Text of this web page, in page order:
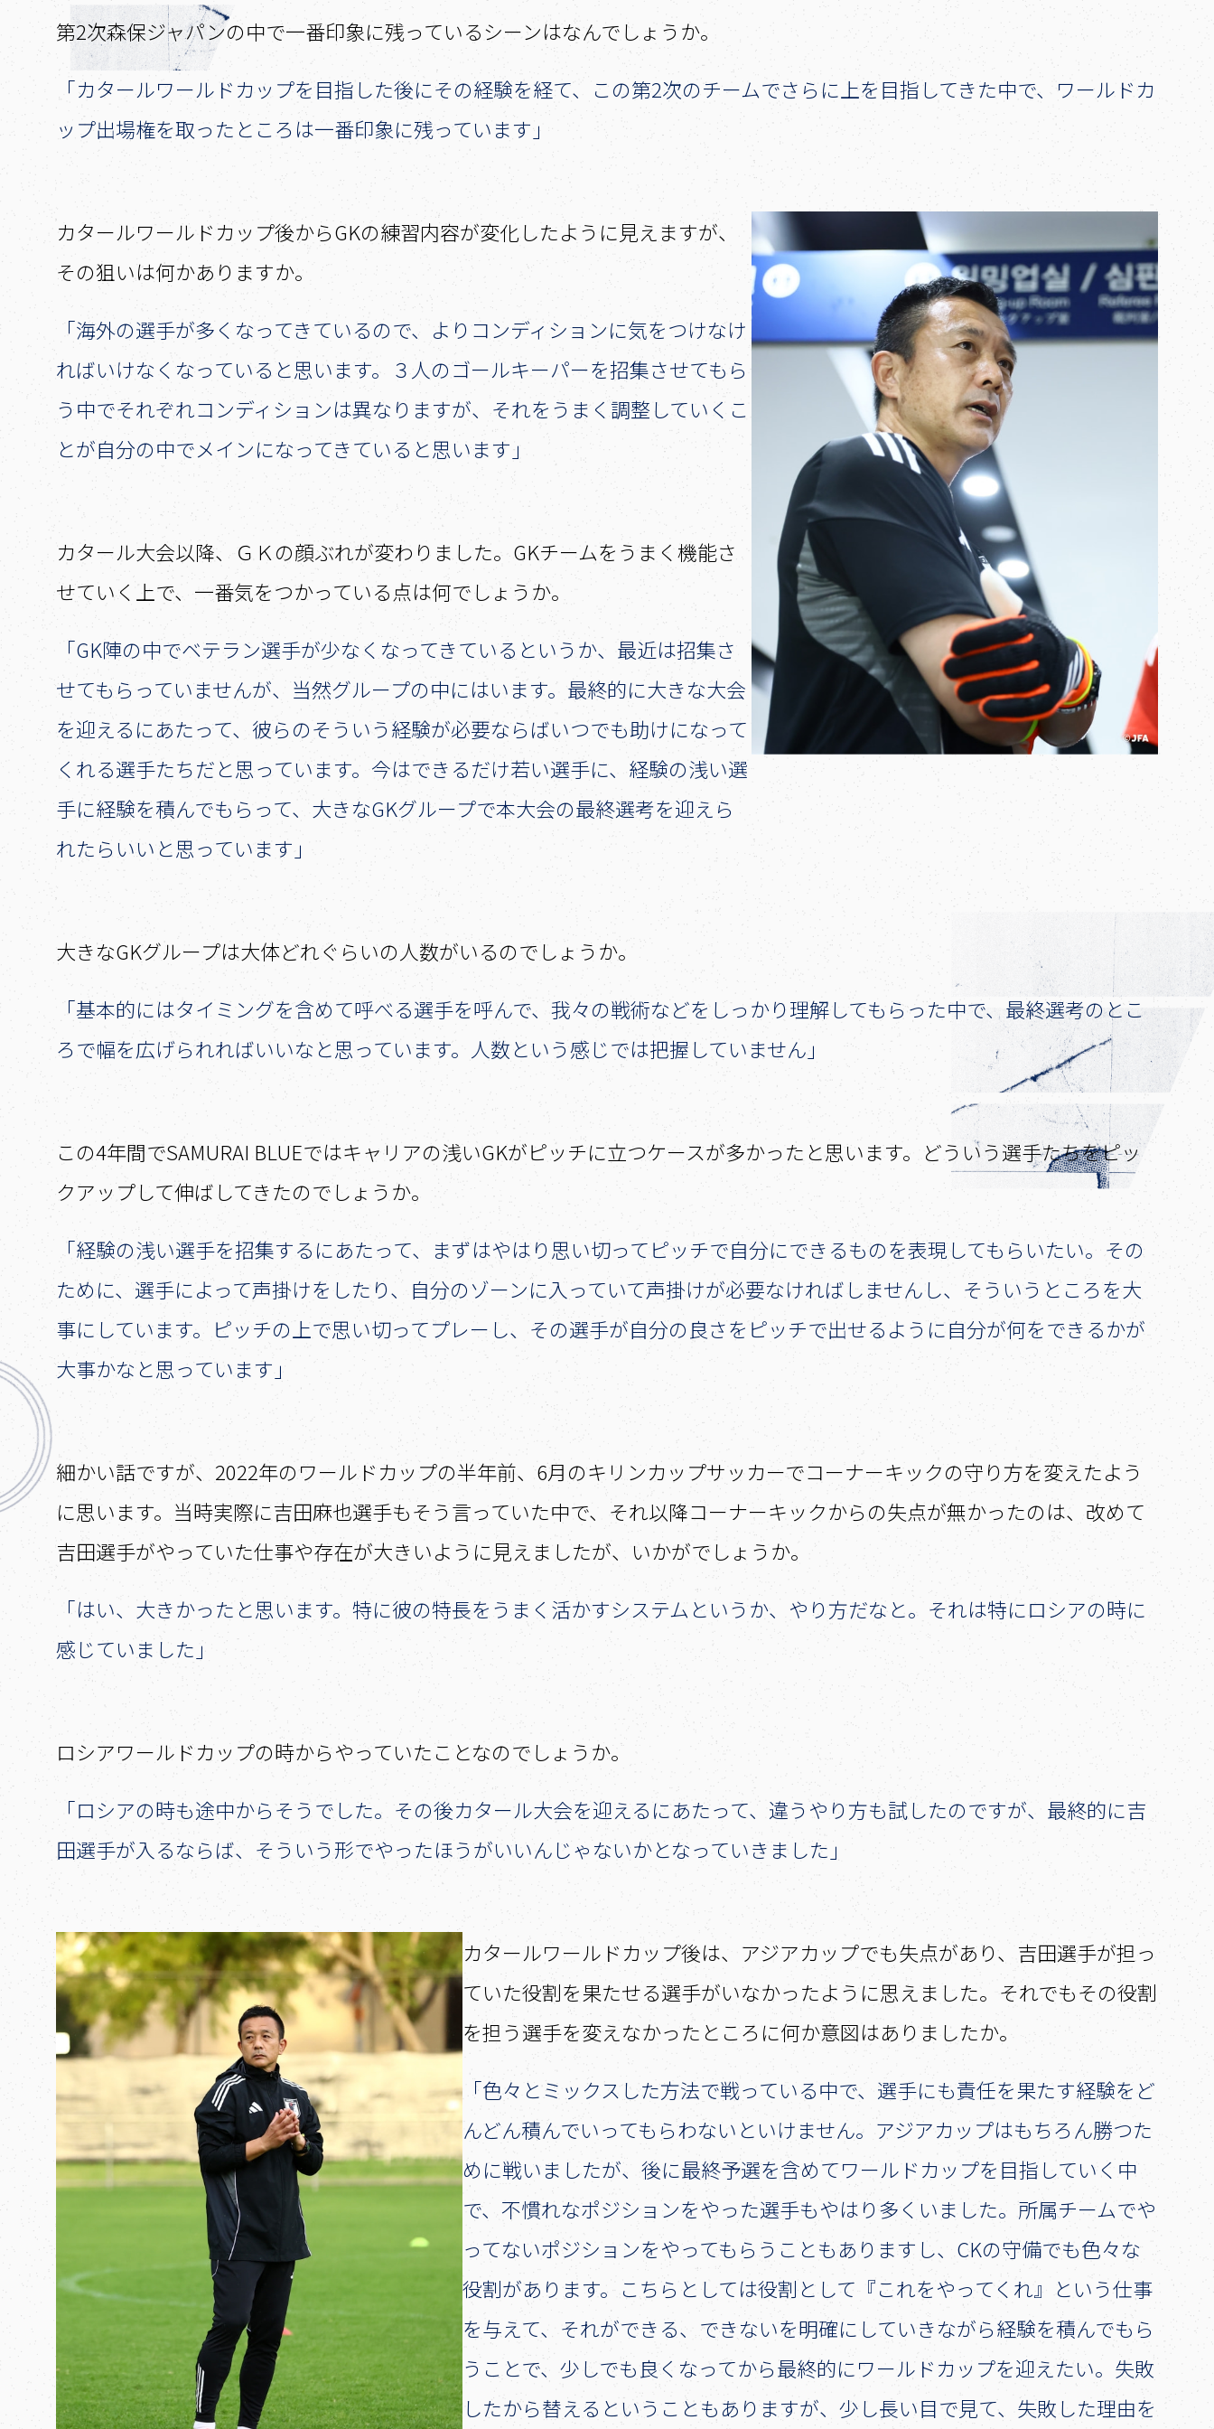
――第2次森保ジャパンの中で一番印象に残っているシーンはなんでしょうか。
「カタールワールドカップを目指した後にその経験を経て、この第2次のチームでさらに上を目指してきた中で、ワールドカ
ップ出場権を取ったところは一番印象に残っています」
――カタールワールドカップ後からGKの練習内容が変化したように見えますが、
その狙いは何かありますか。
「海外の選手が多くなってきているので、よりコンディションに気をつけなけ
ればいけなくなっていると思います。３人のゴールキーパーを招集させてもら
う中でそれぞれコンディションは異なりますが、それをうまく調整していくこ
とが自分の中でメインになってきていると思います」
――カタール大会以降、ＧＫの顔ぶれが変わりました。GKチームをうまく機能さ
せていく上で、一番気をつかっている点は何でしょうか。
「GK陣の中でベテラン選手が少なくなってきているというか、最近は招集さ
せてもらっていませんが、当然グループの中にはいます。最終的に大きな大会
を迎えるにあたって、彼らのそういう経験が必要ならばいつでも助けになって
くれる選手たちだと思っています。今はできるだけ若い選手に、経験の浅い選
手に経験を積んでもらって、大きなGKグループで本大会の最終選考を迎えら
れたらいいと思っています」
――大きなGKグループは大体どれぐらいの人数がいるのでしょうか。
「基本的にはタイミングを含めて呼べる選手を呼んで、我々の戦術などをしっかり理解してもらった中で、最終選考のとこ
ろで幅を広げられればいいなと思っています。人数という感じでは把握していません」
――この4年間でSAMURAI BLUEではキャリアの浅いGKがピッチに立つケースが多かったと思います。どういう選手たちをピッ
クアップして伸ばしてきたのでしょうか。
「経験の浅い選手を招集するにあたって、まずはやはり思い切ってピッチで自分にできるものを表現してもらいたい。その
ために、選手によって声掛けをしたり、自分のゾーンに入っていて声掛けが必要なければしませんし、そういうところを大
事にしています。ピッチの上で思い切ってプレーし、その選手が自分の良さをピッチで出せるように自分が何をできるかが
大事かなと思っています」
――細かい話ですが、2022年のワールドカップの半年前、6月のキリンカップサッカーでコーナーキックの守り方を変えたよう
に思います。当時実際に吉田麻也選手もそう言っていた中で、それ以降コーナーキックからの失点が無かったのは、改めて
吉田選手がやっていた仕事や存在が大きいように見えましたが、いかがでしょうか。
「はい、大きかったと思います。特に彼の特長をうまく活かすシステムというか、やり方だなと。それは特にロシアの時に
感じていました」
――ロシアワールドカップの時からやっていたことなのでしょうか。
「ロシアの時も途中からそうでした。その後カタール大会を迎えるにあたって、違うやり方も試したのですが、最終的に吉
田選手が入るならば、そういう形でやったほうがいいんじゃないかとなっていきました」
――カタールワールドカップ後は、アジアカップでも失点があり、吉田選手が担っ
ていた役割を果たせる選手がいなかったように思えました。それでもその役割
を担う選手を変えなかったところに何か意図はありましたか。
「色々とミックスした方法で戦っている中で、選手にも責任を果たす経験をど
んどん積んでいってもらわないといけません。アジアカップはもちろん勝つた
めに戦いましたが、後に最終予選を含めてワールドカップを目指していく中
で、不慣れなポジションをやった選手もやはり多くいました。所属チームでや
ってないポジションをやってもらうこともありますし、CKの守備でも色々な
役割があります。こちらとしては役割として『これをやってくれ』という仕事
を与えて、それができる、できないを明確にしていきながら経験を積んでもら
うことで、少しでも良くなってから最終的にワールドカップを迎えたい。失敗
したから替えるということもありますが、少し長い目で見て、失敗した理由を